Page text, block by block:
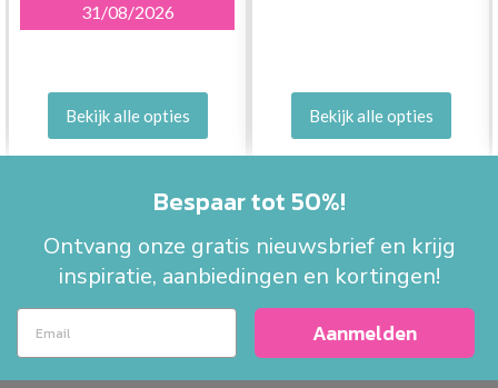
31/08/2026
Bekijk alle opties Bekijk alle opties
Bespaar tot 50%!
Ontvang onze gratis nieuwsbrief en krijg
inspiratie, aanbiedingen en kortingen!
Aanmelden